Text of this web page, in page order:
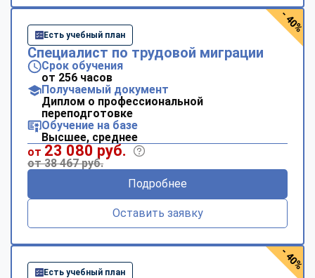
Есть учебный план
Специалист по трудовой миграции
Срок обучения
от 256 часов
Получаемый документ
Диплом о профессиональной
переподготовке
Обучение на базе
Высшее, среднее
от 23 080 руб.
от 38 467 руб.
Подробнее
Оставить заявку
- 40%
Есть учебный план
- 40%